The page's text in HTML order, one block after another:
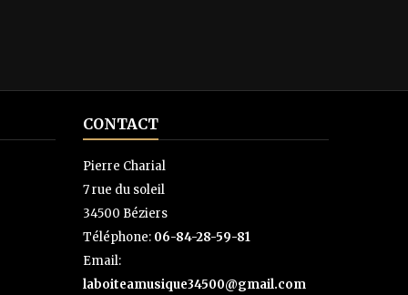
CONTACT
Pierre Charial
7 rue du soleil
34500 Béziers
Téléphone: 06-84-28-59-81
Email:
laboiteamusique34500@gmail.com